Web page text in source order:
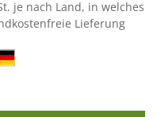
je nach Land, in welches
Lieferung